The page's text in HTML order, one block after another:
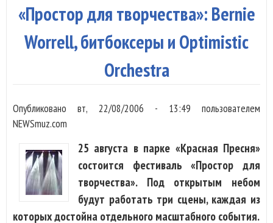
«Простор для творчества»: Bernie
Worrell, битбоксеры и Optimistic
Orchestra
Опубликовановт, 22/08/2006 - 13:49 пользователем
NEWSmuz.com
25 августа в парке «Красная Пресня»
состоится фестиваль «Простор для
творчества». Под открытым небом
будут работать три сцены, каждая из
которых достойна отдельного масштабного события.